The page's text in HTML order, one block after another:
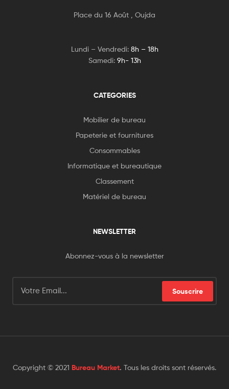
Place du 16 Août , Oujda
Lundi – Vendredi: 8h – 18h
Samedi: 9h- 13h
CATEGORIES
Mobilier de bureau
Papeterie et fournitures
Consommables
Informatique et bureautique
Classement
Matériel de bureau
NEWSLETTER
Abonnez-vous à la newsletter
Souscrire
Copyright © 2021 Bureau Market. Tous les droits sont réservés.